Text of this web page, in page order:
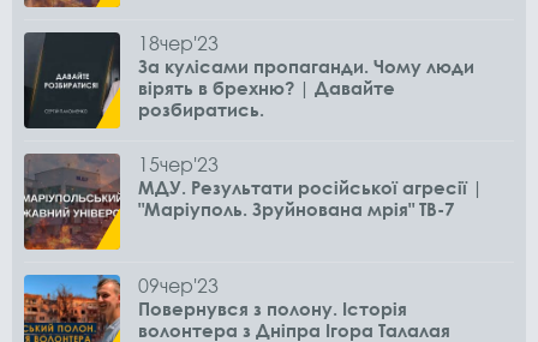
18чер'23
За кулісами пропаганди. Чому люди
вірять в брехню? | Давайте
розбиратись.
15чер'23
МДУ. Результати російської агресії |
"Маріуполь. Зруйнована мрія" ТВ-7
09чер'23
Повернувся з полону. Історія
волонтера з Дніпра Ігора Талалая